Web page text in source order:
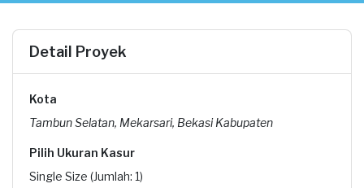
Detail Proyek
Kota
Tambun Selatan, Mekarsari, Bekasi Kabupaten
Pilih Ukuran Kasur
Single Size (Jumlah: 1)